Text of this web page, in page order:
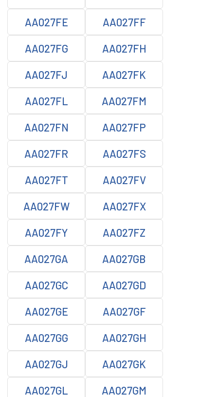
AA027FE AA027FF
AA027FG AA027FH
AA027FJ AA027FK
AA027FL AA027FM
AA027FN AA027FP
AA027FR AA027FS
AA027FT AA027FV
AA027FW AA027FX
AA027FY AA027FZ
AA027GA AA027GB
AA027GC AA027GD
AA027GE AA027GF
AA027GG AA027GH
AA027GJ AA027GK
AA027GL AA027GM